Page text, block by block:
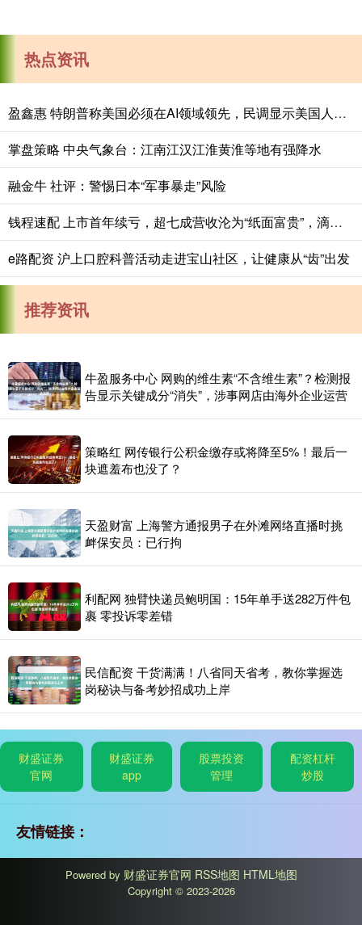
热点资讯
盈鑫惠 特朗普称美国必须在AI领域领先，民调显示美国人认为中国AI更先进
掌盘策略 中央气象台：江南江汉江淮黄淮等地有强降水
融金牛 社评：警惕日本“军事暴走”风险
钱程速配 上市首年续亏，超七成营收沦为“纸面富贵”，滴普科技股价跌出新低
e路配资 沪上口腔科普活动走进宝山社区，让健康从“齿”出发
推荐资讯
牛盈服务中心 网购的维生素“不含维生素”？检测报
告显示关键成分“消失”，涉事网店由海外企业运营
策略红 网传银行公积金缴存或将降至5%！最后一
块遮羞布也没了？
天盈财富 上海警方通报男子在外滩网络直播时挑
衅保安员：已行拘
利配网 独臂快递员鲍明国：15年单手送282万件包
裹 零投诉零差错
民信配资 干货满满！八省同天省考，教你掌握选
岗秘诀与备考妙招成功上岸
财盛证券
官网
财盛证券
app
股票投资
管理
配资杠杆
炒股
友情链接：
Powered by 财盛证券官网 RSS地图 HTML地图
Copyright © 2023-2026